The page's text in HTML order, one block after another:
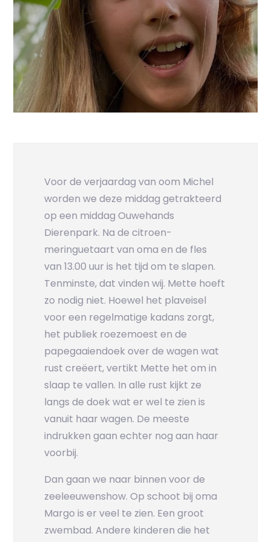
Voor de verjaardag van oom Michel
worden we deze middag getrakteerd
op een middag Ouwehands
Dierenpark. Na de citroen-
meringuetaart van oma en de fles
van 13.00 uur is het tijd om te slapen.
Tenminste, dat vinden wij. Mette hoeft
zo nodig niet. Hoewel het plaveisel
voor een regelmatige kadans zorgt,
het publiek roezemoest en de
papegaaiendoek over de wagen wat
rust creëert, vertikt Mette het om in
slaap te vallen. In alle rust kijkt ze
langs de doek wat er wel te zien is
vanuit haar wagen. De meeste
indrukken gaan echter nog aan haar
voorbij.
Dan gaan we naar binnen voor de
zeeleeuwenshow. Op schoot bij oma
Margo is er veel te zien. Een groot
zwembad. Andere kinderen die het